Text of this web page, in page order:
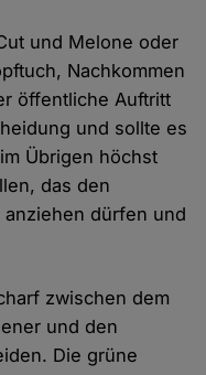
und Melone oder
Nachkommen
öffentliche Auftritt
und sollte es
Übrigen höchst
das den
dürfen und
zwischen dem
und den
Die grüne